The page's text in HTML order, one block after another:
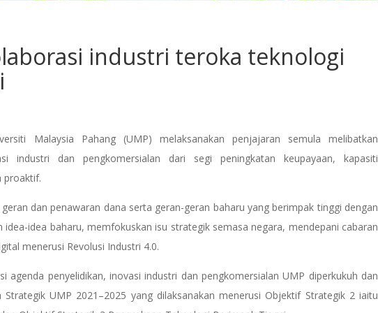
industri teroka teknologi
Malaysia Pahang (UMP) melaksanakan penjajaran semula melibatkan
industri dan pengkomersialan dari segi peningkatan keupayaan, kapasiti
proaktif.
dan penawaran dana serta geran-geran baharu yang berimpak tinggi dengan
idea baharu, memfokuskan isu strategik semasa negara, mendepani cabaran
menerusi Revolusi Industri 4.0.
agenda penyelidikan, inovasi industri dan pengkomersialan UMP diperkukuh dan
Strategik UMP 2021–2025 yang dilaksanakan menerusi Objektif Strategik 2 iaitu